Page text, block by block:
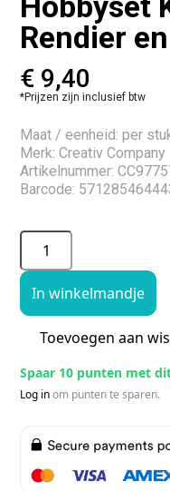
Rendier
€ 9,40
*Prijzen zijn inclusief btw
Maat / eenheid: per
Merk: Creativ Company
Artikelnummer:
Barcode:
In winkelmandje
Toevoegen aan
Spaar 10 punten met
Log inom punten te sparen.